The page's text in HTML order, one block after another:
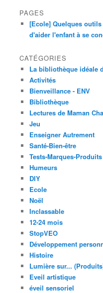
PAGES
[Ecole] Quelques
d'aider l'enfant à se
CATÉGORIES
La bibliothèque idéale
Activités
Bienveillance - ENV
Bibliothèque
Lectures de Maman
Jeu
Enseigner Autrement
Santé-Bien-être
Tests-Marques-Produits
Humeurs
DIY
Ecole
Noël
Inclassable
12-24 mois
StopVEO
Développement
Histoire
Lumière sur...
Eveil artistique
éveil sensoriel